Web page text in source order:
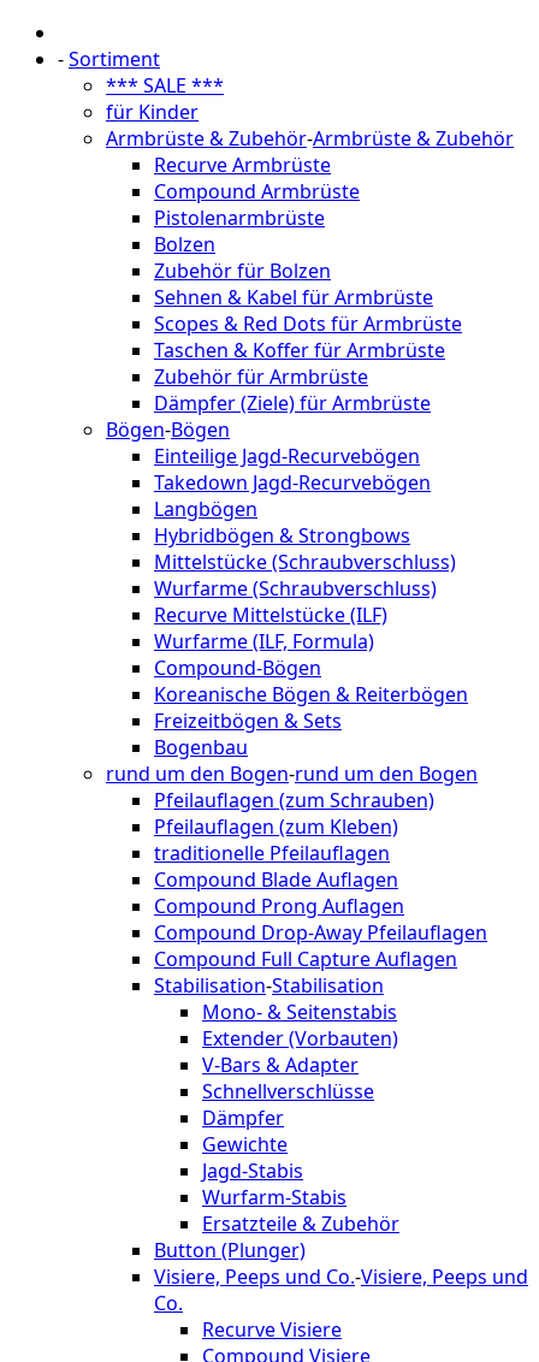
-Sortiment
*** SALE ***
für Kinder
Armbrüste & Zubehör-Armbrüste & Zubehör
Recurve Armbrüste
Compound Armbrüste
Pistolenarmbrüste
Bolzen
Zubehör für Bolzen
Sehnen & Kabel für Armbrüste
Scopes & Red Dots für Armbrüste
Taschen & Koffer für Armbrüste
Zubehör für Armbrüste
Dämpfer (Ziele) für Armbrüste
Bögen-Bögen
Einteilige Jagd-Recurvebögen
Takedown Jagd-Recurvebögen
Langbögen
Hybridbögen & Strongbows
Mittelstücke (Schraubverschluss)
Wurfarme (Schraubverschluss)
Recurve Mittelstücke (ILF)
Wurfarme (ILF, Formula)
Compound-Bögen
Koreanische Bögen & Reiterbögen
Freizeitbögen & Sets
Bogenbau
rund um den Bogen-rund um den Bogen
Pfeilauflagen (zum Schrauben)
Pfeilauflagen (zum Kleben)
traditionelle Pfeilauflagen
Compound Blade Auflagen
Compound Prong Auflagen
Compound Drop-Away Pfeilauflagen
Compound Full Capture Auflagen
Stabilisation-Stabilisation
Mono- & Seitenstabis
Extender (Vorbauten)
V-Bars & Adapter
Schnellverschlüsse
Dämpfer
Gewichte
Jagd-Stabis
Wurfarm-Stabis
Ersatzteile & Zubehör
Button (Plunger)
Visiere, Peeps und Co.-Visiere, Peeps und
Co.
Recurve Visiere
Compound Visiere